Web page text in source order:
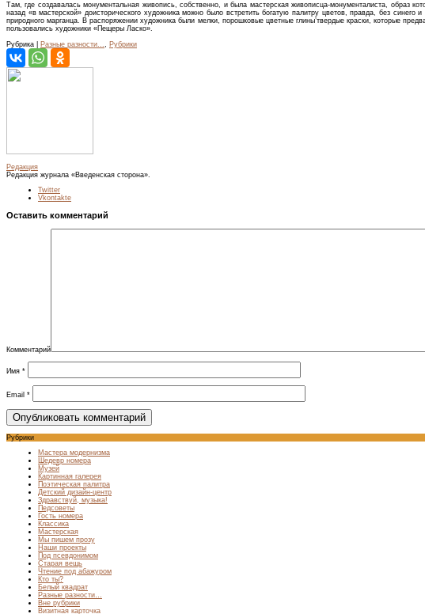
Там, где создавалась монументальная живопись, собственно, и была мастерская живописца-монументалиста, образ
назад «в мастерской» доисторического художника можно было встретить богатую палитру цветов, правда, без
природного марганца. В распоряжении художника были мелки, порошковые цветные глины’твердые краски, которые
пользовались художники «Пещеры Ласко».
Рубрика | Разные разности... Рубрики
Редакция
Редакция журнала «Введенская сторона».
Twitter
Vkontakte
Оставить комментарий
Комментарий
Имя *
Email *
Рубрики
Мастера модернизма
Шедевр номера
Музей
Картинная галерея
Поэтическая палитра
Детский дизайн-центр
Здравствуй, музыка!
Педсоветы
Гость номера
Классика
Мастерская
Мы пишем прозу
Наши проекты
Под псевдонимом
Старая вещь
Чтение под абажуром
Кто ты?
Белый квадрат
Разные разности…
Вне рубрики
Визитная карточка